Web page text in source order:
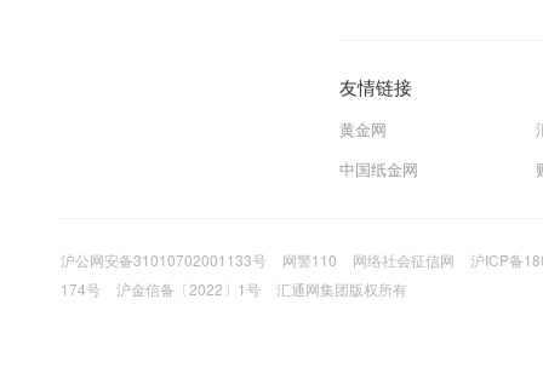
友情链接
黄金网
中国纸金网
沪公网安备31010702001133号 网警110 网络社会征信网
沪ICP备
174号
沪金信备〔2022〕1号 汇通网集团版权所有